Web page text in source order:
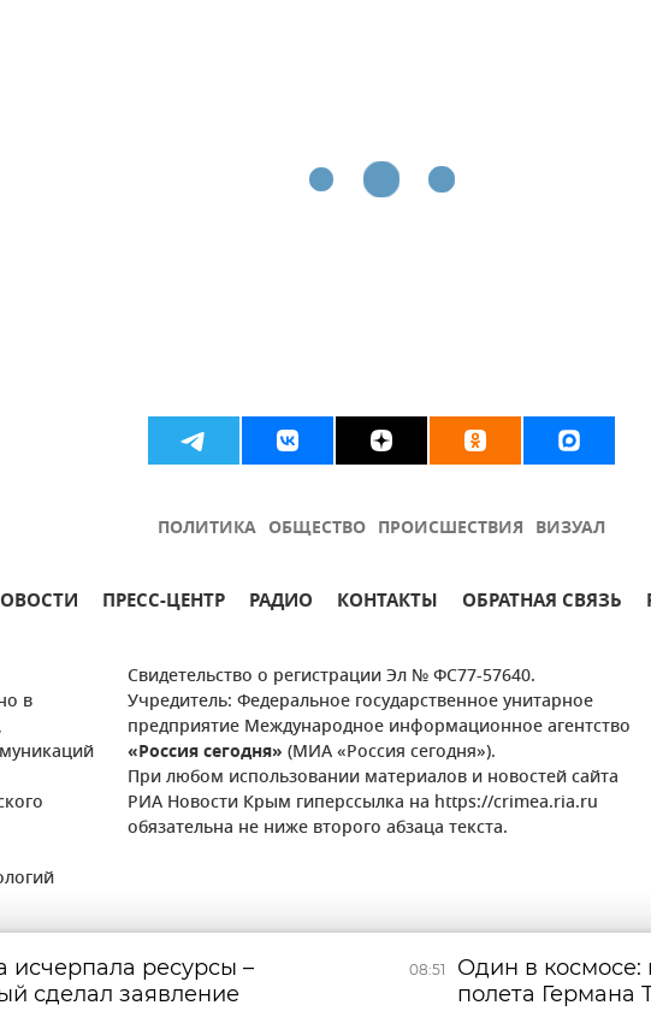
ПОЛИТИКА ОБЩЕСТВО ПРОИСШЕСТВИЯ ВИЗУАЛ
ПРЕСС-ЦЕНТР РАДИО КОНТАКТЫ ОБРАТНАЯ СВЯЗЬ
в
Свидетельство о регистрации Эл № ФС77-57640.
Учредитель: Федеральное государственное унитарное
предприятие Международное информационное агентство
«Россия сегодня» (МИА «Россия сегодня»).
При любом использовании материалов и новостей сайта
РИА Новости Крым гиперссылка на https://crimea.ria.ru
обязательна не ниже второго абзаца текста.
исчерпала ресурсы –
сделал заявление
08:51
Один в космосе:
полета Германа